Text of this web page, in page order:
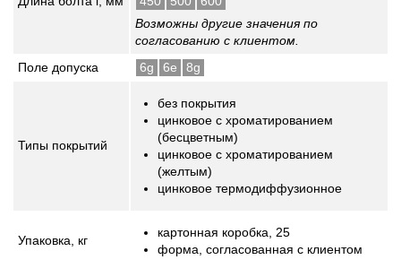
Возможны другие значения по
согласованию с клиентом.
Поле допуска
6g 6e 8g
Типы покрытий
без покрытия
цинковое с хроматированием
(бесцветным)
цинковое с хроматированием
(желтым)
цинковое термодиффузионное
Упаковка, кг
картонная коробка, 25
форма, согласованная с клиентом